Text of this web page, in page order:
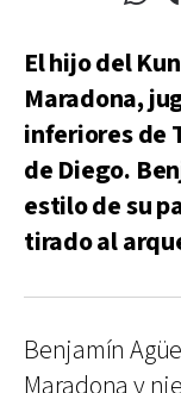
El hijo del
Maradona,
inferiores de
de Diego.
estilo de su
tirado al
Benjamín